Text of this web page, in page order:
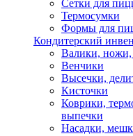
Сетки для
Термосумки
Формы для
Кондитерский
Валики, ножи,
Венчики
Высечки,
Кисточки
Коврики,
выпечки
Насадки,